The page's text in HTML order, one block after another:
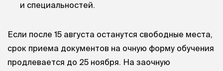
и специальностей.
Если после 15 августа останутся свободные места,
срок приема документов на очную форму обучения
продлевается до 25 ноября. На заочную